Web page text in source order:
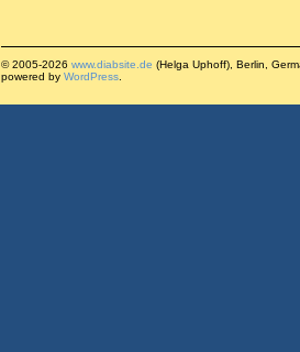
© 2005-2026 www.diabsite.de (Helga Uphoff), Berlin,
powered by WordPress.